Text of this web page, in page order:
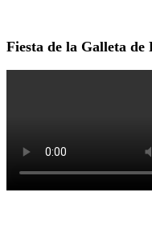
Fiesta de la Galleta de